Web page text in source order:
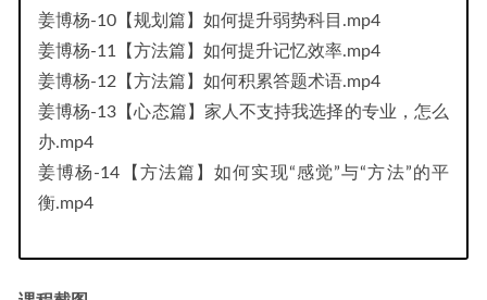
姜博杨-10【规划篇】如何提升弱势科目.mp4
姜博杨-11【方法篇】如何提升记忆效率.mp4
姜博杨-12【方法篇】如何积累答题术语.mp4
姜博杨-13【心态篇】家人不支持我选择的专业，怎么
办.mp4
姜博杨-14【方法篇】如何实现“感觉”与“方法”的平
衡.mp4